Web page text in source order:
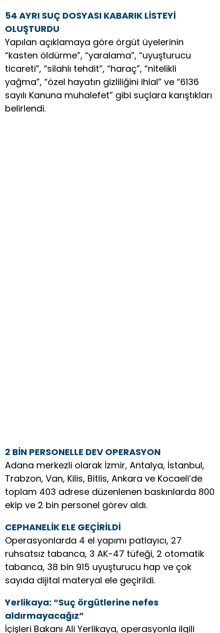
54 AYRI SUÇ DOSYASI KABARIK LİSTEYİ
OLUŞTURDU
Yapılan açıklamaya göre örgüt üyelerinin
“kasten öldürme”, “yaralama”, “uyuşturucu
ticareti”, “silahlı tehdit”, “haraç”, “nitelikli
yağma”, “özel hayatın gizliliğini ihlal” ve “6136
sayılı Kanuna muhalefet” gibi suçlara karıştıkları
belirlendi.
2 BİN PERSONELLE DEV OPERASYON
Adana merkezli olarak İzmir, Antalya, İstanbul,
Trabzon, Van, Kilis, Bitlis, Ankara ve Kocaeli’de
toplam 403 adrese düzenlenen baskınlarda 800
ekip ve 2 bin personel görev aldı.
CEPHANELİK ELE GEÇİRİLDİ
Operasyonlarda 4 el yapımı patlayıcı, 27
ruhsatsız tabanca, 3 AK-47 tüfeği, 2 otomatik
tabanca, 38 bin 915 uyuşturucu hap ve çok
sayıda dijital materyal ele geçirildi.
Yerlikaya: “Suç örgütlerine nefes
aldırmayacağız”
İçişleri Bakanı Ali Yerlikaya, operasyonla ilgili